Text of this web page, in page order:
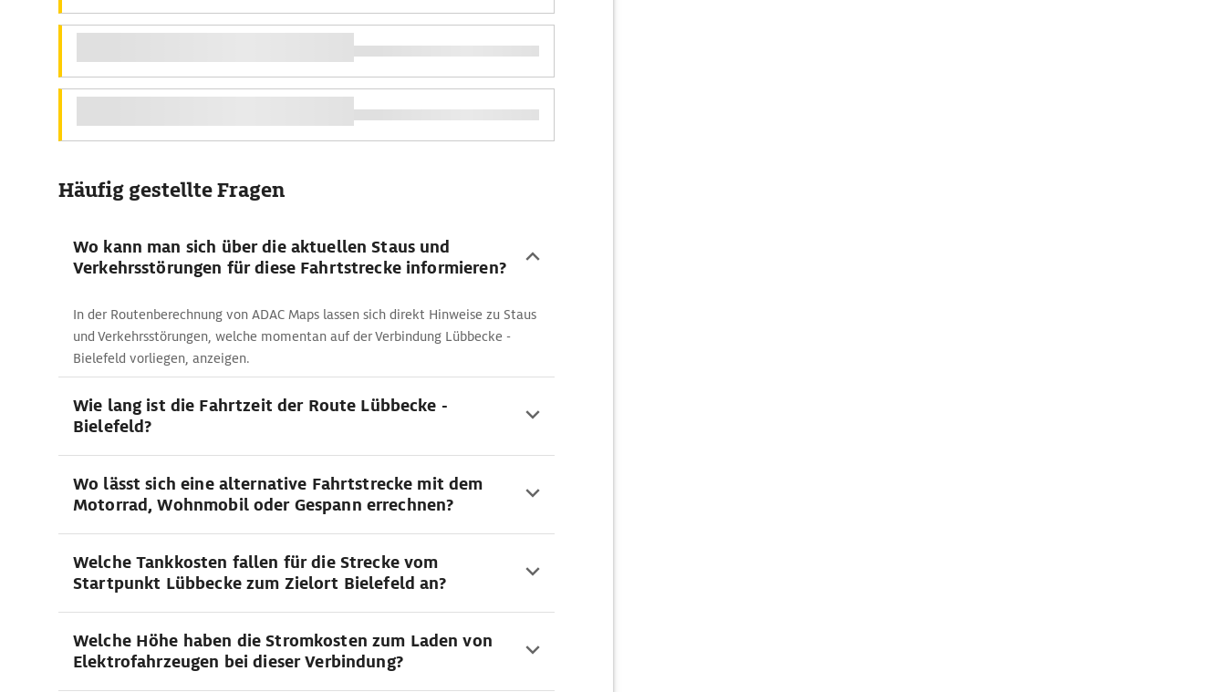
Häufig gestellte Fragen
Wo kann man sich über die aktuellen Staus und
Verkehrsstörungen für diese Fahrtstrecke informieren?
In der Routenberechnung von ADAC Maps lassen sich direkt Hinweise zu Staus
und Verkehrsstörungen, welche momentan auf der Verbindung Lübbecke -
Bielefeld vorliegen, anzeigen.
Wie lang ist die Fahrtzeit der Route Lübbecke -
Bielefeld?
Wo lässt sich eine alternative Fahrtstrecke mit dem
Motorrad, Wohnmobil oder Gespann errechnen?
Welche Tankkosten fallen für die Strecke vom
Startpunkt Lübbecke zum Zielort Bielefeld an?
Welche Höhe haben die Stromkosten zum Laden von
Elektrofahrzeugen bei dieser Verbindung?